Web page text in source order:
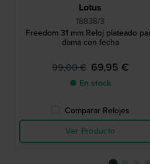
Lotus
18838/3
Freedom 31 mm Reloj plateado
dama con fecha
99,00 € 69,95 €
● En stock
Comparar Relojes
Ver Producto